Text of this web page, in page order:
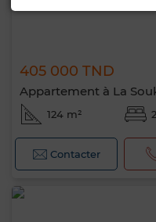
405 000 TND
Appartement à La
124 m²
Contacter